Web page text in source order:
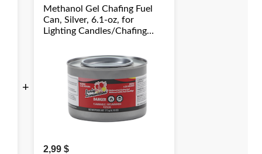
+
Methanol Gel Chafing Fuel
Can, Silver, 6.1-oz, for
Lighting Candles/Chafing
2,99 $